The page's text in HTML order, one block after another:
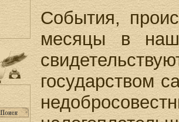
События,
месяцы в
государством